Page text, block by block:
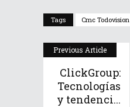
Tags Cmc Todovision
Previous Article
ClickGroup:
Tecnologías
y tendenci...